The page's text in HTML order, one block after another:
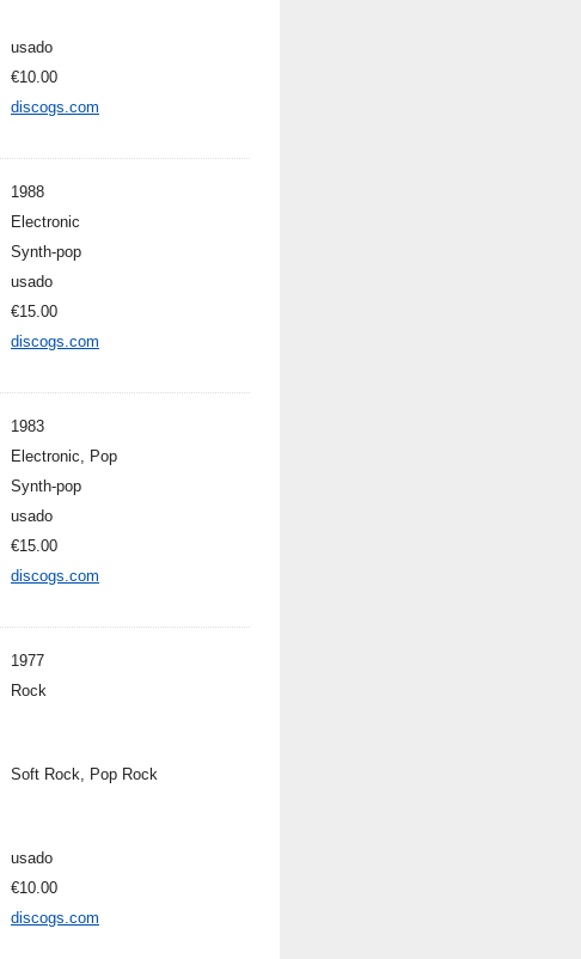
usado
€10.00
discogs.com
1988
Electronic
Synth-pop
usado
€15.00
discogs.com
1983
Electronic, Pop
Synth-pop
usado
€15.00
discogs.com
1977
Rock
Soft Rock, Pop Rock
usado
€10.00
discogs.com